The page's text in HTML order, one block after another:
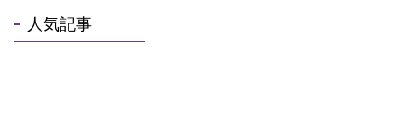
人気記事